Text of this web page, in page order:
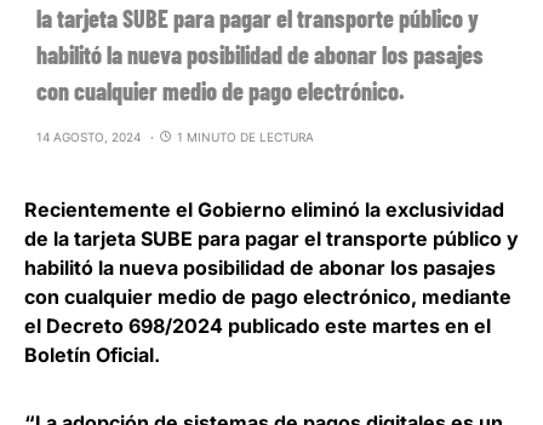
la tarjeta SUBE para pagar el transporte público y
habilitó la nueva posibilidad de abonar los pasajes
con cualquier medio de pago electrónico.
14 AGOSTO, 2024 1 MINUTO DE LECTURA
Recientemente el Gobierno eliminó la exclusividad
de la tarjeta SUBE para pagar el transporte público y
habilitó la nueva posibilidad de abonar los pasajes
con cualquier medio de pago electrónico, mediante
el Decreto 698/2024 publicado este martes en el
Boletín Oficial.